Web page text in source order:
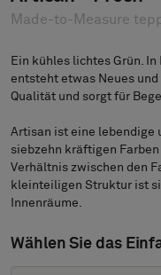
Installation
Stories
FAQ
Kontakt
Made-to-Measure
Ein kühles lichtes Grün.
entsteht etwas Neues
Qualität und sorgt für
Artisan ist eine lebendige
siebzehn kräftigen
Verhältnis zwischen den
kleinteiligen Struktur ist
Innenräume.
Wählen Sie das